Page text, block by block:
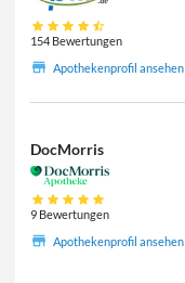
154 Bewertungen
Apothekenprofil ansehen
DocMorris
9 Bewertungen
Apothekenprofil ansehen